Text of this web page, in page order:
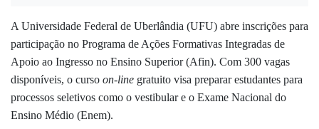
A Universidade Federal de Uberlândia (UFU) abre inscrições para
participação no Programa de Ações Formativas Integradas de
Apoio ao Ingresso no Ensino Superior (Afin). Com 300 vagas
disponíveis, o curso on-line gratuito visa preparar estudantes para
processos seletivos como o vestibular e o Exame Nacional do
Ensino Médio (Enem).